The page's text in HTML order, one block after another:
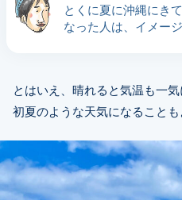
とくに夏に沖縄にき
なった人は、イメー
とはいえ、晴れると気温も一
初夏のような天気になることも